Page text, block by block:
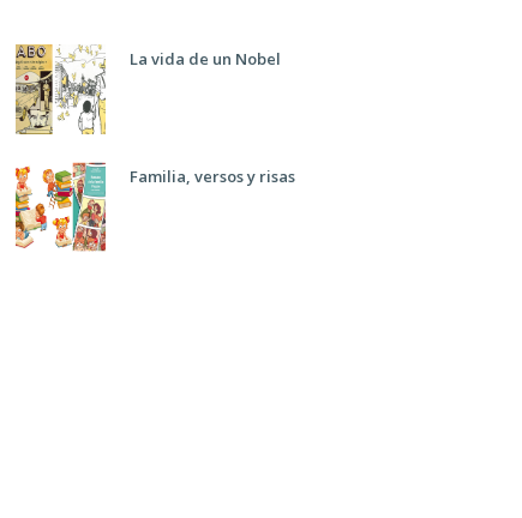
La vida de un Nobel
Familia, versos y risas